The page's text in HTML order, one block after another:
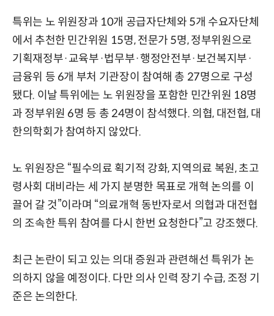
특위는 노 위원장과 10개 공급자단체와 5개 수요자단체
에서 추천한 민간위원 15명, 전문가 5명, 정부위원으로
기획재정부·교육부·법무부·행정안전부·보건복지부·
금융위 등 6개 부처 기관장이 참여해 총 27명으로 구성
됐다. 이날 특위에는 노 위원장을 포함한 민간위원 18명
과 정부위원 6명 등 총 24명이 참석했다. 의협, 대전협, 대
한의학회가 참여하지 않았다.
노 위원장은 “필수의료 획기적 강화, 지역의료 복원, 초고
령사회 대비라는 세 가지 분명한 목표로 개혁 논의를 이
끌어 갈 것”이라며 “의료개혁 동반자로서 의협과 대전협
의 조속한 특위 참여를 다시 한번 요청한다”고 강조했다.
최근 논란이 되고 있는 의대 증원과 관련해선 특위가 논
의하지 않을 예정이다. 다만 의사 인력 장기 수급, 조정 기
준은 논의한다.